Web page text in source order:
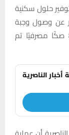
حلول سكنية
عن وصول وجبة
جديدة من صكوك قروض الإسكان، تضم 82 صكًا مصرفيًا تم
الناصرية